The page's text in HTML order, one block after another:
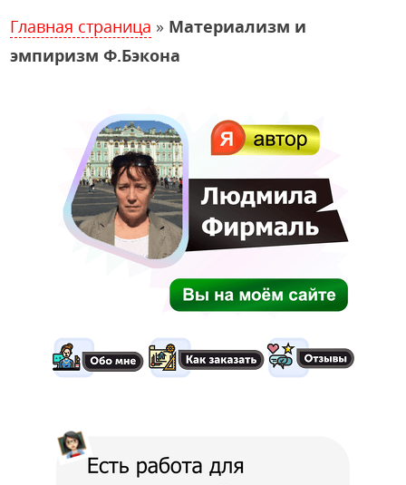
Главная страница » Материализм и
эмпиризм Ф.Бэкона